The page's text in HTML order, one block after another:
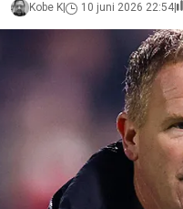
Kobe K 10 juni 2026 22:54